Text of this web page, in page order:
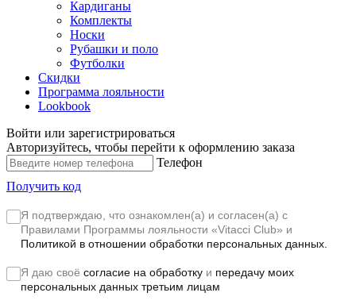
Кардиганы
Комплекты
Носки
Рубашки и поло
Футболки
Скидки
Программа лояльности
Lookbook
Войти или зарегистрироваться
Авторизуйтесь, чтобы перейти к оформлению заказа
Телефон
Получить код
Я подтверждаю, что ознакомлен(а) и согласен(а) с
Правилами Программы лояльности «Vitacci Club» и
Политикой в отношении обработки персональных данных.
Я даю своё согласие на обработку и передачу моих
персональных данных третьим лицам